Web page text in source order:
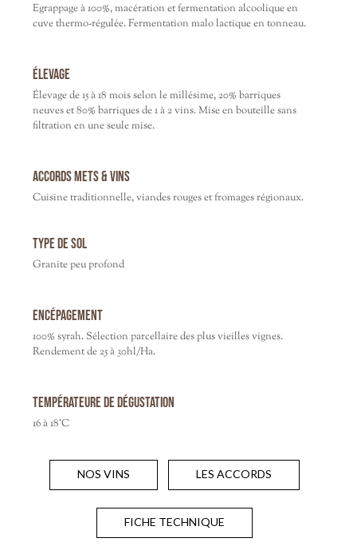
Egrappage à 100%, macération et fermentation alcoolique en
cuve thermo-régulée. Fermentation malo lactique en tonneau.
Élevage
Élevage de 15 à 18 mois selon le millésime, 20% barriques
neuves et 80% barriques de 1 à 2 vins. Mise en bouteille sans
filtration en une seule mise.
Accords mets & vins
Cuisine traditionnelle, viandes rouges et fromages régionaux.
Type de sol
Granite peu profond
Encépagement
100% syrah. Sélection parcellaire des plus vieilles vignes.
Rendement de 25 à 30hl/Ha.
Températeure de dégustation
16 à 18°C
NOS VINS LES ACCORDS
FICHE TECHNIQUE